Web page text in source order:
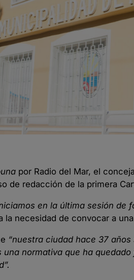
por Radio del Mar, el
de redacción de la primera
en la última sesión de
la necesidad de convocar a
“nuestra ciudad hace 37
una normativa que ha